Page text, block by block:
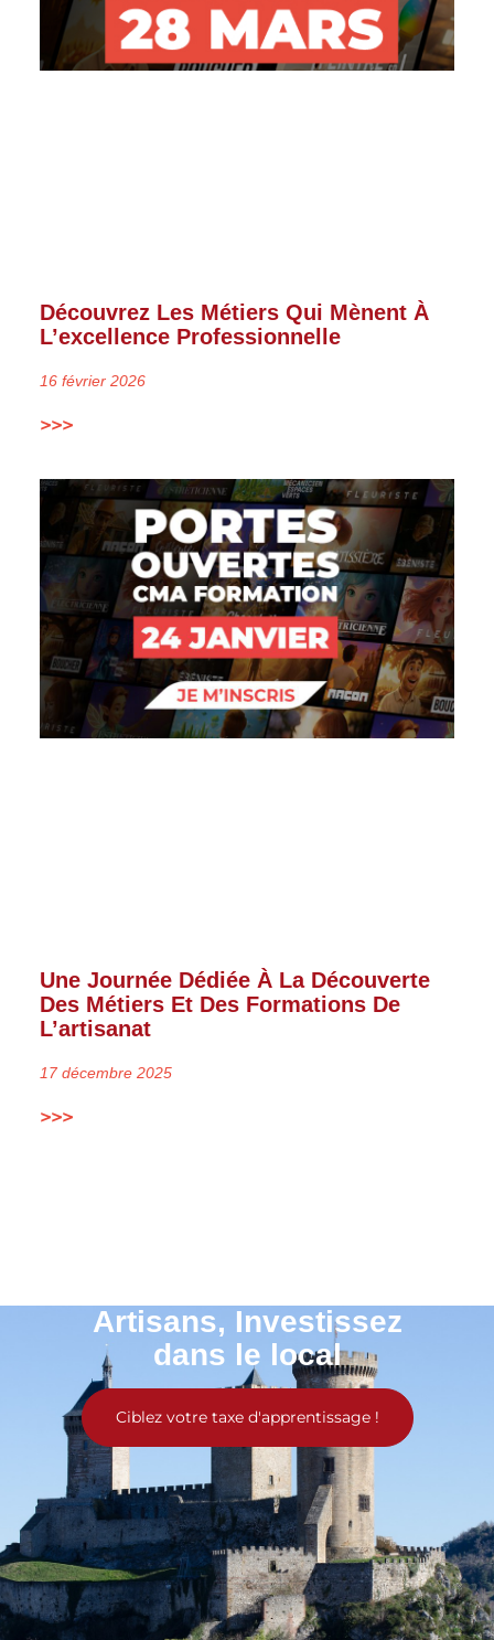
Découvrez Les Métiers Qui Mènent À
L’excellence Professionnelle
16 février 2026
>>>
Une Journée Dédiée À La Découverte
Des Métiers Et Des Formations De
L’artisanat
17 décembre 2025
>>>
Artisans, Investissez
dans le local
Ciblez votre taxe d'apprentissage !